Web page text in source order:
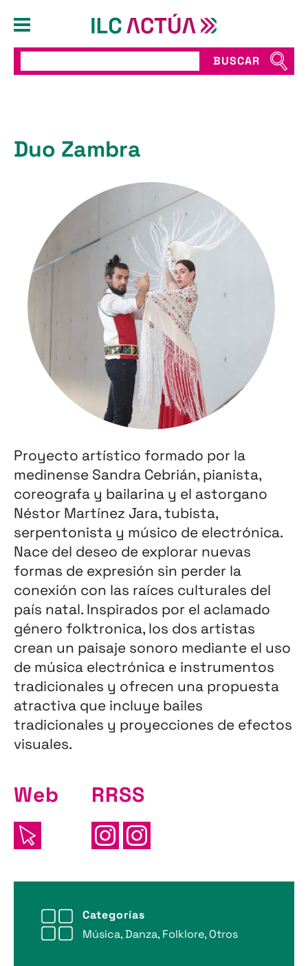
BUSCAR
Duo Zambra
Proyecto artístico formado por la
medinense Sandra Cebrián, pianista,
coreografa y bailarina y el astorgano
Néstor Martínez Jara, tubista,
serpentonista y músico de electrónica.
Nace del deseo de explorar nuevas
formas de expresión sin perder la
conexión con las raíces culturales del
país natal. Inspirados por el aclamado
género folktronica, los dos artistas
crean un paisaje sonoro mediante el uso
de música electrónica e instrumentos
tradicionales y ofrecen una propuesta
atractiva que incluye bailes
tradicionales y proyecciones de efectos
visuales.
Web RRSS
Categorías
Música, Danza, Folklore, Otros